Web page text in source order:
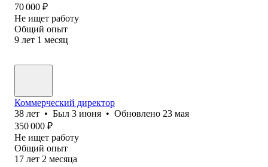
70 000 ₽
Не ищет работу
Общий опыт
9 лет 1 месяц
Коммерческий директор
38 лет • Был 3 июня • Обновлено 23 мая
350 000 ₽
Не ищет работу
Общий опыт
17 лет 2 месяца